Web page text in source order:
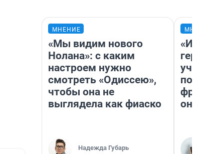
МНЕНИЕ
«Мы видим нового
Нолана»: с каким
настроем нужно
смотреть «Одиссею»,
чтобы она не
выглядела как фиаско
Надежда Губарь
учит
она